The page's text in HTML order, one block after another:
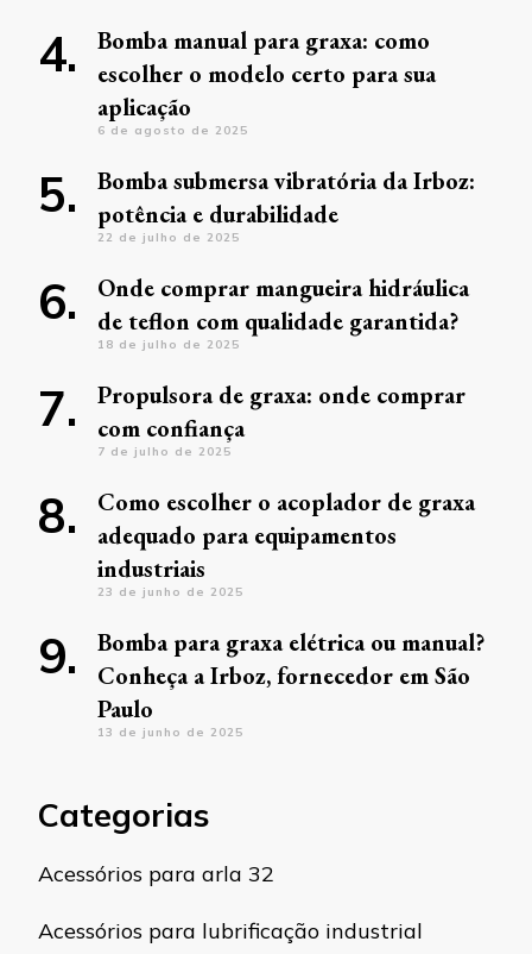
Bomba manual para graxa: como
escolher o modelo certo para sua
aplicação
6 de agosto de 2025
Bomba submersa vibratória da Irboz:
potência e durabilidade
22 de julho de 2025
Onde comprar mangueira hidráulica
de teflon com qualidade garantida?
18 de julho de 2025
Propulsora de graxa: onde comprar
com confiança
7 de julho de 2025
Como escolher o acoplador de graxa
adequado para equipamentos
industriais
23 de junho de 2025
Bomba para graxa elétrica ou manual?
Conheça a Irboz, fornecedor em São
Paulo
13 de junho de 2025
Categorias
Acessórios para arla 32
Acessórios para lubrificação industrial